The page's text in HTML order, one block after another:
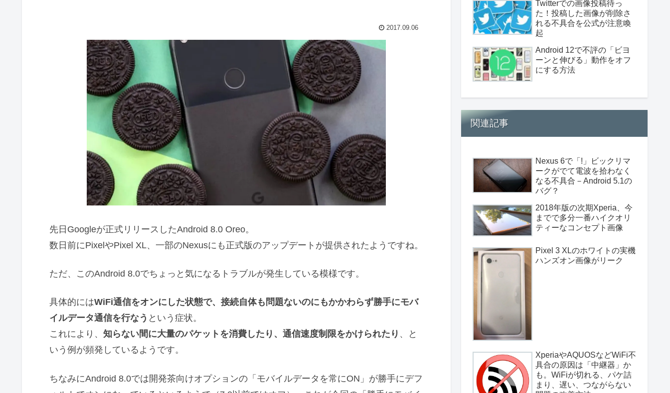
2017.09.06
先日Googleが正式リリースしたAndroid 8.0 Oreo。
数日前にPixelやPixel XL、一部のNexusにも正式版のアップデートが提供されたようですね。
ただ、このAndroid 8.0でちょっと気になるトラブルが発生している模様です。
具体的にはWiFi通信をオンにした状態で、接続自体も問題ないのにもかかわらず勝手にモバ
イルデータ通信を行なう という症状。
これにより、 知らない間に大量のパケットを消費したり、通信速度制限をかけられたり 、と
いう例が頻発しているようです。
ちなみにAndroid 8.0では開発茶向けオプションの「モバイルデータを常にON」が勝手にデフ
Twitterでの画像投稿待っ
た！投稿した画像が削除さ
れる不具合を公式が注意喚
起
Android 12で不評の「ビヨ
ーンと伸びる」動作をオフ
にする方法
関連記事
Nexus 6で「!」ビックリマ
ークがでて電波を拾わなく
なる不具合－Android 5.1の
バグ？
2018年版の次期Xperia、今
までで多分一番ハイクオリ
ティーなコンセプト画像
Pixel 3 XLのホワイトの実機
ハンズオン画像がリーク
XperiaやAQUOSなどWiFi不
具合の原因は「中継器」か
も。WiFiが切れる、パケ詰
まり、遅い、つながらない